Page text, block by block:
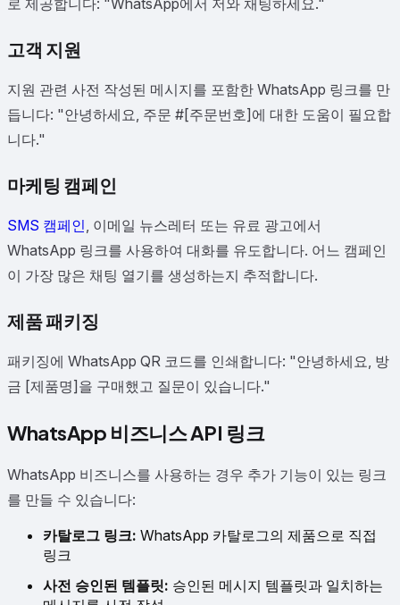
로 제공합니다: "WhatsApp에서 저와 채팅하세요."
고객 지원
지원 관련 사전 작성된 메시지를 포함한 WhatsApp 링크를 만
듭니다: "안녕하세요, 주문 #[주문번호]에 대한 도움이 필요합
니다."
마케팅 캠페인
SMS 캠페인, 이메일 뉴스레터 또는 유료 광고에서
WhatsApp 링크를 사용하여 대화를 유도합니다. 어느 캠페인
이 가장 많은 채팅 열기를 생성하는지 추적합니다.
제품 패키징
패키징에 WhatsApp QR 코드를 인쇄합니다: "안녕하세요, 방
금 [제품명]을 구매했고 질문이 있습니다."
WhatsApp 비즈니스 API 링크
WhatsApp 비즈니스를 사용하는 경우 추가 기능이 있는 링크
를 만들 수 있습니다:
카탈로그 링크: WhatsApp 카탈로그의 제품으로 직접
링크
사전 승인된 템플릿: 승인된 메시지 템플릿과 일치하는